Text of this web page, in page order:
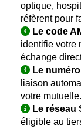
optique,
réfèrent pour
Le code
identifie votre
échange
Le
liaison
votre mutuelle.
Le réseau
éligible au